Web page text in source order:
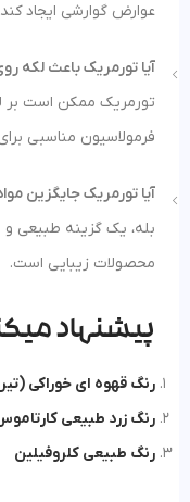
عوارض گوارشی ایجاد
آیا تورمریک باعث لکه
تورمریک ممکن است بر
فرمولاسیون مناسبی
آیا تورمریک جایگزین
بله، یک گزینه طبیعی
محصولات زیبایی است.
پیشنهاد
رنگ قهوه‌ ای خوراکی
رنگ زرد طبیعی
رنگ طبیعی کلروفیلین